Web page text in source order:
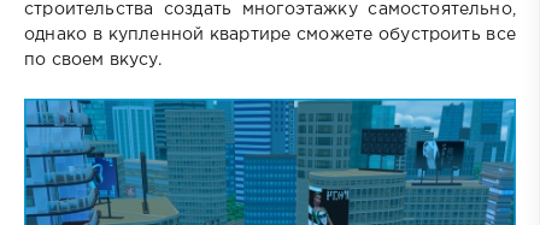
строительства создать многоэтажку самостоятельно,
однако в купленной квартире сможете обустроить все
по своем вкусу.